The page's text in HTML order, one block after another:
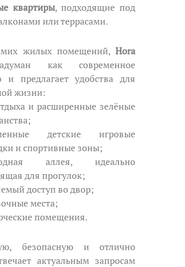
квартиры, подходящие под
или террасами.
жилых помещений, Hora
как современное
и предлагает удобства для
жизни:
и расширенные зелёные
детские игровые
и спортивные зоны;
аллея, идеально
для прогулок;
доступ во двор;
места;
помещения.
актуальным запросам